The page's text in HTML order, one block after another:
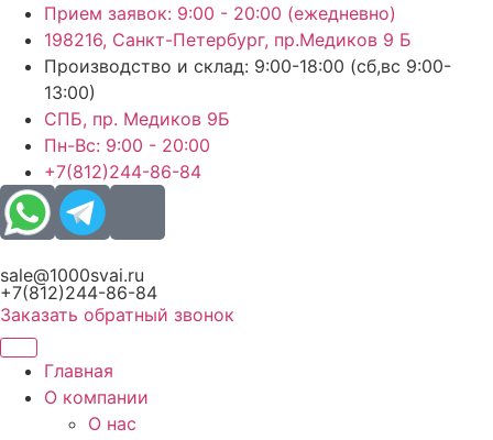
Перейти
содержимому
Прием заявок: 9:00 - 20:00 (ежедневно)
198216, Санкт-Петербург, пр.Медиков 9 Б
Производство и склад: 9:00-18:00 (сб,вс 9:00-
13:00)
СПБ, пр. Медиков 9Б
Пн-Вс: 9:00 - 20:00
+7(812)244-86-84
sale@1000svai.ru
+7(812)244-86-84
Заказать обратный звонок
Главная
О компании
О нас